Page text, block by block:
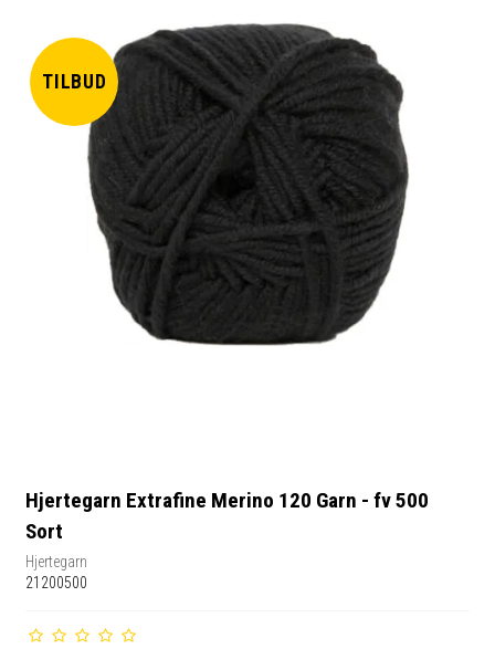
TILBUD
Hjertegarn Extrafine Merino 120 Garn - fv 500
Sort
Hjertegarn
21200500